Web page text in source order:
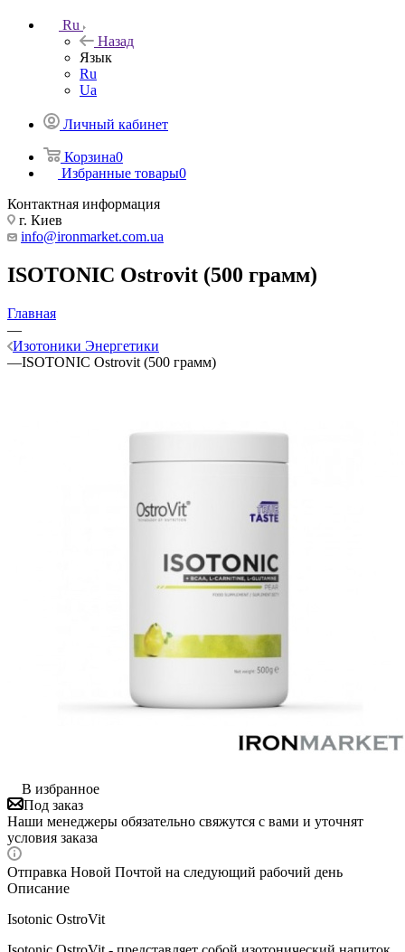
Ru
Назад
Язык
Ru
Ua
Личный кабинет
Корзина0
Избранные товары0
Контактная информация
г. Киев
info@ironmarket.com.ua
ISOTONIC Ostrovit (500 грамм)
Главная
—
Изотоники Энергетики
—ISOTONIC Ostrovit (500 грамм)
В избранное
Под заказ
Наши менеджеры обязательно свяжутся с вами и уточнят
условия заказа
Отправка Новой Почтой на следующий рабочий день
Описание
Isotonic OstroVit